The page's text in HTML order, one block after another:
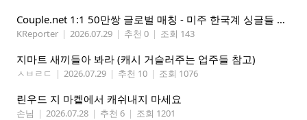
Couple.net 1:1 50만쌍 글로벌 매칭 - 미주 한국계 싱글들 모이세요
KReporter | 2026.07.29 | 추천 0 | 조회 143
지마트 새끼들아 봐라 (캐시 거슬러주는 업주들 참고)
ㅅㅂㄹㄷ | 2026.07.29 | 추천 10 | 조회 1076
린우드 지 마켙에서 캐쉬내지 마세요
손님 | 2026.07.28 | 추천 6 | 조회 1201